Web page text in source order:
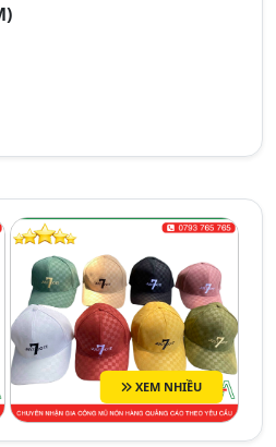
XEM NHIỀU